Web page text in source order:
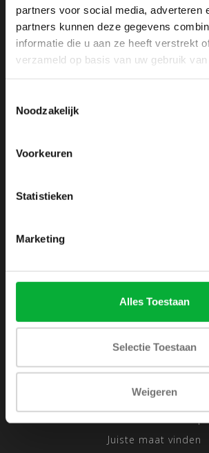
partners voor social media, adverteren
partners kunnen deze gegevens
informatie die u aan ze heeft verstrekt
verzameld op basis van uw gebruik van
Noodzakelijk
Voorkeuren
Statistieken
Marketing
Alles Toestaan
Selectie Toestaan
Weigeren
+31 6 42 52 32 80
+31 6 42 52 32 80
Disclaimer
Privacy Policy
Sitemap
Traveling Tailor
Juiste maat vinden